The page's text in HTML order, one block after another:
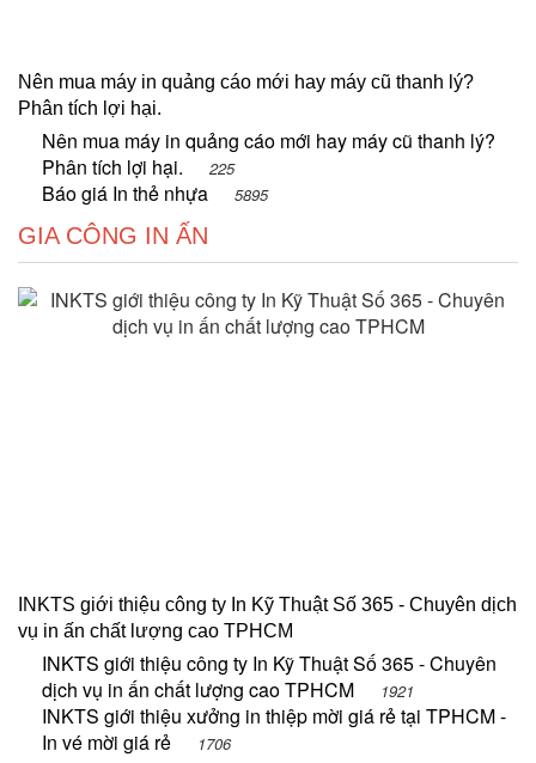
Nên mua máy in quảng cáo mới hay máy cũ thanh lý?
Phân tích lợi hại.
Nên mua máy in quảng cáo mới hay máy cũ thanh lý?
Phân tích lợi hại.
225
Báo giá In thẻ nhựa 5895
GIA CÔNG IN ẤN
INKTS giới thiệu công ty In Kỹ Thuật Số 365 - Chuyên dịch
vụ in ấn chất lượng cao TPHCM
INKTS giới thiệu công ty In Kỹ Thuật Số 365 - Chuyên
dịch vụ in ấn chất lượng cao TPHCM
1921
INKTS giới thiệu xưởng in thiệp mời giá rẻ tại TPHCM -
In vé mời giá rẻ
1706